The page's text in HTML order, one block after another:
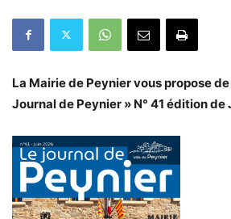
La Mairie de Peynier vous propose
Journal de Peynier » N° 41 édition de